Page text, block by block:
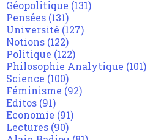
Géopolitique (131)
Pensées (131)
Université (127)
Notions (122)
Politique (122)
Philosophie Analytique (101)
Science (100)
Féminisme (92)
Editos (91)
Economie (91)
Lectures (90)